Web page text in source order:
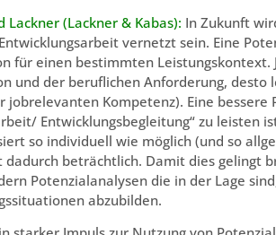
(Lackner & Kabas): In Zukunft
vernetzt sein. Eine
für einen bestimmten Leistungskontext.
und der beruflichen Anforderung, desto
jobrelevanten Kompetenz). Eine
Entwicklungsbegleitung“ zu leisten
so individuell wie möglich (und so
dadurch beträchtlich. Damit dies gelingt
Potenzialanalysen die in der Lage
abzubilden.